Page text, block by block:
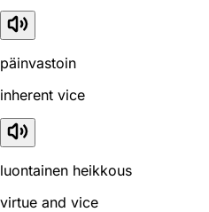
päinvastoin
inherent vice
luontainen heikkous
virtue and vice